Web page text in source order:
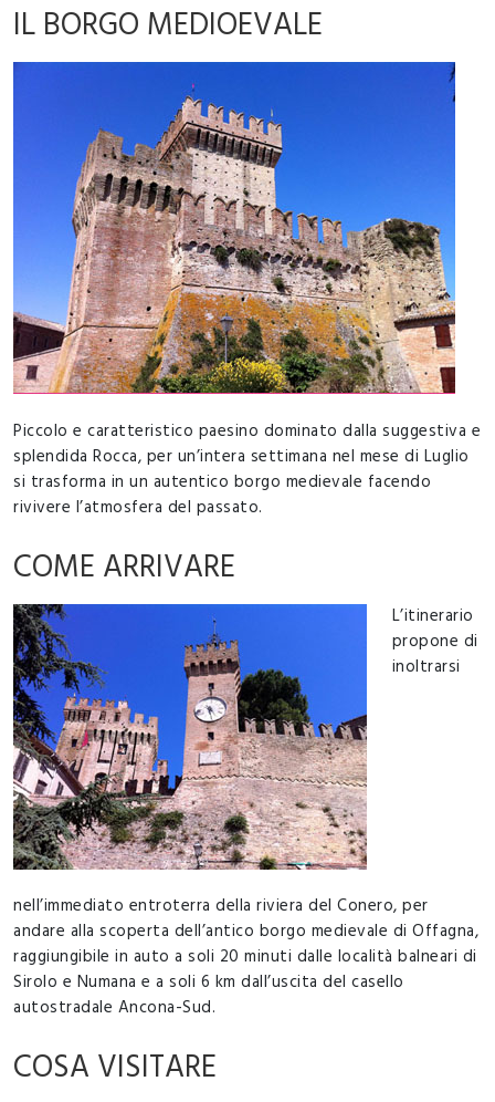
IL BORGO MEDIOEVALE
Piccolo e caratteristico paesino dominato dalla suggestiva e
splendida Rocca, per un’intera settimana nel mese di Luglio
si trasforma in un autentico borgo medievale facendo
rivivere l’atmosfera del passato.
COME ARRIVARE
L’itinerario
propone di
inoltrarsi
nell’immediato entroterra della riviera del Conero, per
andare alla scoperta dell’antico borgo medievale di Offagna,
raggiungibile in auto a soli 20 minuti dalle località balneari di
Sirolo e Numana e a soli 6 km dall’uscita del casello
autostradale Ancona-Sud.
COSA VISITARE